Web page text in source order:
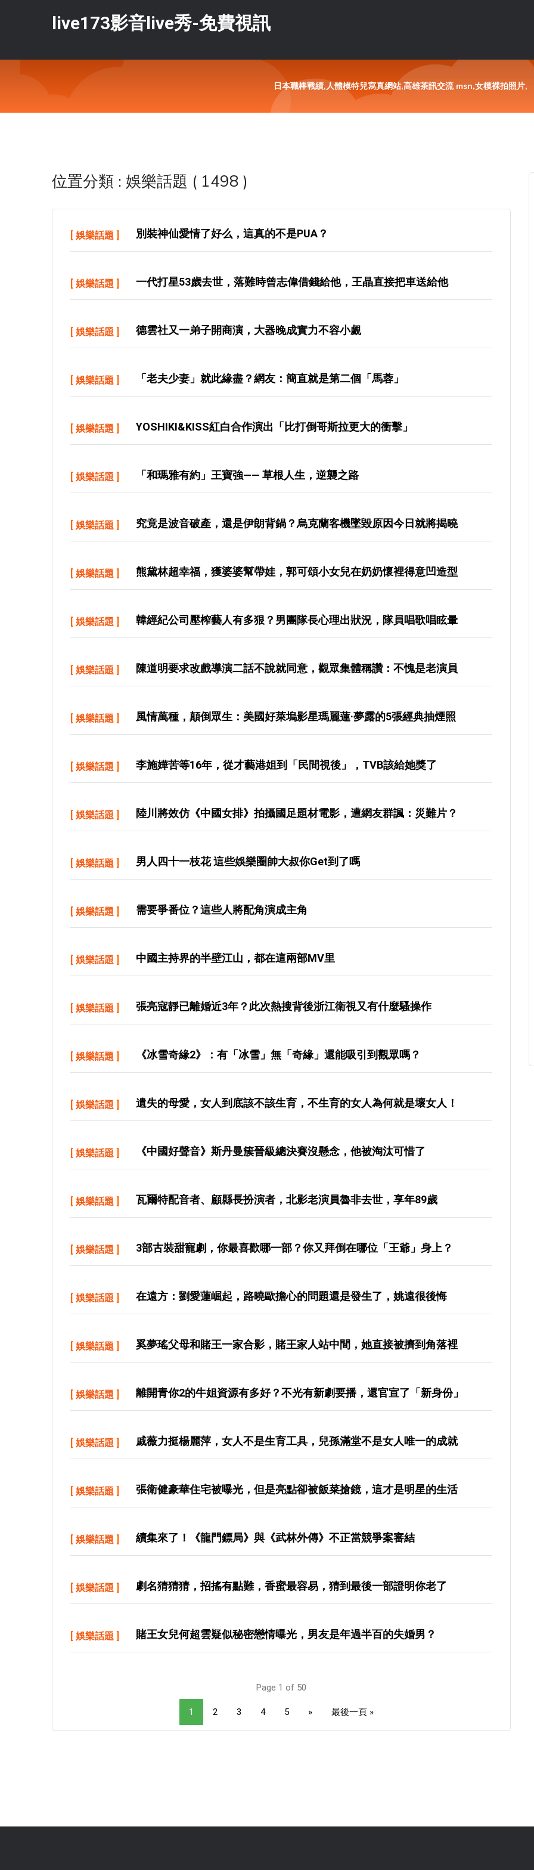
live173影音live秀-免費視訊
日本職棒戰績,人體模特兒寫真網站,高雄茶訊交流 msn,女模裸拍照片,
位置分類 : 娛樂話題 ( 1498 )
[ 娛樂話題 ] 別裝神仙愛情了好么，這真的不是PUA？
[ 娛樂話題 ] 一代打星53歲去世，落難時曾志偉借錢給他，王晶直接把車送給他
[ 娛樂話題 ] 德雲社又一弟子開商演，大器晚成實力不容小覷
[ 娛樂話題 ] 「老夫少妻」就此緣盡？網友：簡直就是第二個「馬蓉」
[ 娛樂話題 ] YOSHIKI&KISS紅白合作演出「比打倒哥斯拉更大的衝擊」
[ 娛樂話題 ] 「和瑪雅有約」王寶強—— 草根人生，逆襲之路
[ 娛樂話題 ] 究竟是波音破產，還是伊朗背鍋？烏克蘭客機墜毀原因今日就將揭曉
[ 娛樂話題 ] 熊黛林超幸福，獲婆婆幫帶娃，郭可頌小女兒在奶奶懷裡得意凹造型
[ 娛樂話題 ] 韓經紀公司壓榨藝人有多狠？男團隊長心理出狀況，隊員唱歌唱眩暈
[ 娛樂話題 ] 陳道明要求改戲導演二話不說就同意，觀眾集體稱讚：不愧是老演員
[ 娛樂話題 ] 風情萬種，顛倒眾生：美國好萊塢影星瑪麗蓮·夢露的5張經典抽煙照
[ 娛樂話題 ] 李施嬅苦等16年，從才藝港姐到「民間視後」，TVB該給她獎了
[ 娛樂話題 ] 陸川將效仿《中國女排》拍攝國足題材電影，遭網友群諷：災難片？
[ 娛樂話題 ] 男人四十一枝花 這些娛樂圈帥大叔你get到了嗎
[ 娛樂話題 ] 需要爭番位？這些人將配角演成主角
[ 娛樂話題 ] 中國主持界的半壁江山，都在這兩部MV里
[ 娛樂話題 ] 張亮寇靜已離婚近3年？此次熱搜背後浙江衛視又有什麼騷操作
[ 娛樂話題 ] 《冰雪奇緣2》：有「冰雪」無「奇緣」還能吸引到觀眾嗎？
[ 娛樂話題 ] 遺失的母愛，女人到底該不該生育，不生育的女人為何就是壞女人！
[ 娛樂話題 ] 《中國好聲音》斯丹曼簇晉級總決賽沒懸念，他被淘汰可惜了
[ 娛樂話題 ] 瓦爾特配音者、顧縣長扮演者，北影老演員魯非去世，享年89歲
[ 娛樂話題 ] 3部古裝甜寵劇，你最喜歡哪一部？你又拜倒在哪位「王爺」身上？
[ 娛樂話題 ] 在遠方：劉愛蓮崛起，路曉歐擔心的問題還是發生了，姚遠很後悔
[ 娛樂話題 ] 奚夢瑤父母和賭王一家合影，賭王家人站中間，她直接被擠到角落裡
[ 娛樂話題 ] 離開青你2的牛姐資源有多好？不光有新劇要播，還官宣了「新身份」
[ 娛樂話題 ] 戚薇力挺楊麗萍，女人不是生育工具，兒孫滿堂不是女人唯一的成就
[ 娛樂話題 ] 張衛健豪華住宅被曝光，但是亮點卻被飯菜搶鏡，這才是明星的生活
[ 娛樂話題 ] 續集來了！《龍門鏢局》與《武林外傳》不正當競爭案審結
[ 娛樂話題 ] 劇名猜猜猜，招搖有點難，香蜜最容易，猜到最後一部證明你老了
[ 娛樂話題 ] 賭王女兒何超雲疑似秘密戀情曝光，男友是年過半百的失婚男？
Page 1 of 50
1 2 3 4 5 » 最後一頁 »